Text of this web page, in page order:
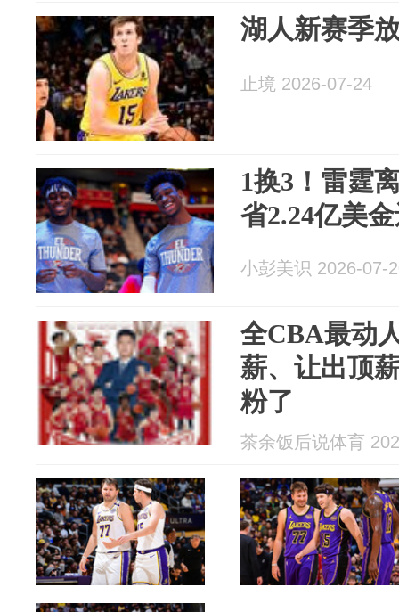
湖人新赛季
止境 2026-07-24
1换3！雷霆
省2.24亿美
小彭美识 2026-07-
全CBA最动
薪、让出顶
粉了
茶余饭后说体育